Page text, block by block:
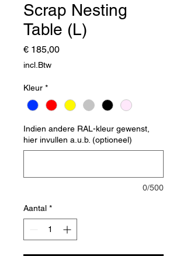
Scrap Nesting
Table (L)
€ 185,00Prijs
incl.Btw
Kleur *
Indien andere RAL-kleur gewenst,
hier invullen a.u.b. (optioneel)
0/500
Aantal *